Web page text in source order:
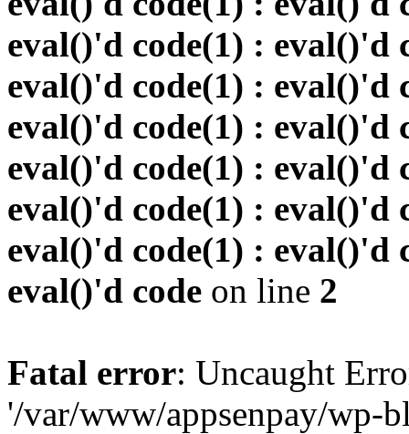
eval()'d code(1) : eval()'d
eval()'d code(1) : eval()'d
eval()'d code(1) : eval()'d
eval()'d code(1) : eval()'d
eval()'d code(1) : eval()'d
eval()'d code(1) : eval()'d
eval()'d code on line 2
Fatal error: Uncaught
'/var/www/appsenpay/wp-